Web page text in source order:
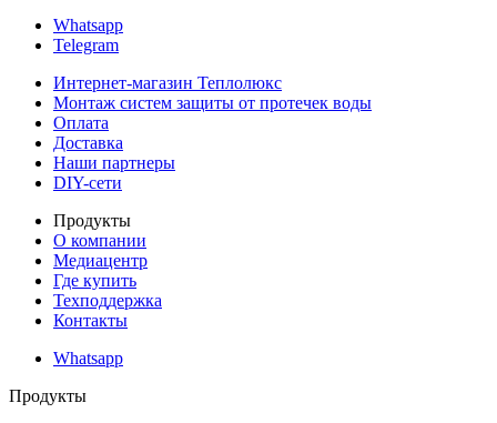
Whatsapp
Telegram
Интернет-магазин Теплолюкс
Монтаж систем защиты от протечек воды
Оплата
Доставка
Наши партнеры
DIY-сети
Продукты
О компании
Медиацентр
Где купить
Техподдержка
Контакты
Whatsapp
Продукты